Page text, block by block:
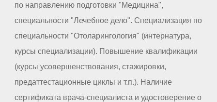
по направлению подготовки "Медицина",
специальности "Лечебное дело". Специализация по
специальности "Отоларингология" (интернатура,
курсы специализации). Повышение квалификации
(курсы усовершенствования, стажировки,
предаттестационные циклы и т.п.). Наличие
сертификата врача-специалиста и удостоверение о